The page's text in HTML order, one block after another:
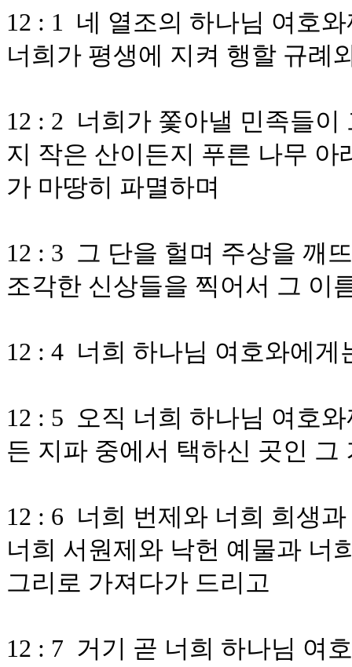
12 : 1 네 열조의 하나님 여호
너희가 평생에 지켜 행할 규례
12 : 2 너희가 쫓아낼 민족들
지 작은 산이든지 푸른 나무
가 마땅히 파멸하며
12 : 3 그 단을 헐며 주상을 깨
조각한 신상들을 찍어서 그 이
12 : 4 너희 하나님 여호와에
12 : 5 오직 너희 하나님 여호
든 지파 중에서 택하신 곳인
12 : 6 너희 번제와 너희 희생
너희 서원제와 낙헌 예물과 너
그리로 가져다가 드리고
12 : 7 거기 곧 너희 하나님 여